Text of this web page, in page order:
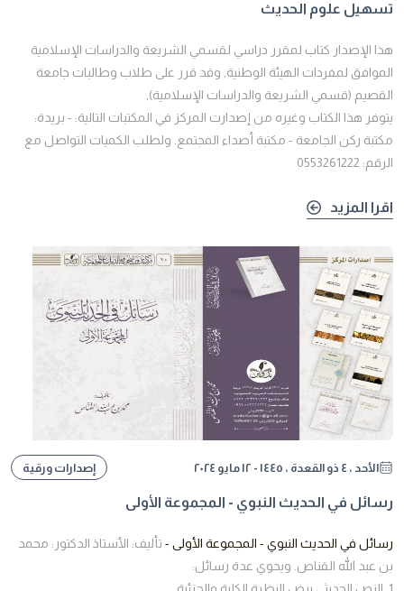
تسهيل علوم الحديث
هذا الإصدار كتاب لمقرر دراسي لقسمي الشريعة والدراسات الإسلامية
الموافق لمفردات الهيئة الوطنية, وقد قرر على طلاب وطالبات جامعة
القصيم (قسمي الشريعة والدراسات الإسلامية),
يتوفر هذا الكتاب وغيره من إصدارت المركز في المكتبات التالية: - بريدة:
مكتبة ركن الجامعة - مكتبة أصداء المجتمع. ولطلب الكميات التواصل مع
الرقم: 0553261222
اقرا المزيد
الأحد ، ٤ ذو القعدة ، ١٤٤٥ - ١٢ مايو ٢٠٢٤ إصدارات ورقية
رسائل في الحديث النبوي - المجموعة الأولى
رسائل في الحديث النبوي - المجموعة الأولى - تأليف: الأستاذ الدكتور: محمد
بن عبد الله القناص. ويحوي عدة رسائل: